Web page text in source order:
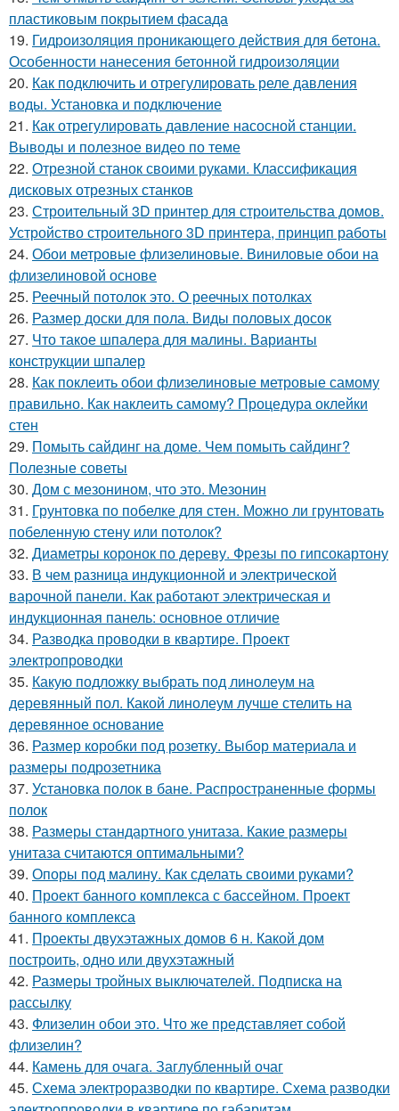
пластиковым покрытием фасада
19. Гидроизоляция проникающего действия для бетона.
Особенности нанесения бетонной гидроизоляции
20. Как подключить и отрегулировать реле давления
воды. Установка и подключение
21. Как отрегулировать давление насосной станции.
Выводы и полезное видео по теме
22. Отрезной станок своими руками. Классификация
дисковых отрезных станков
23. Строительный 3D принтер для строительства домов.
Устройство строительного 3D принтера, принцип работы
24. Обои метровые флизелиновые. Виниловые обои на
флизелиновой основе
25. Реечный потолок это. О реечных потолках
26. Размер доски для пола. Виды половых досок
27. Что такое шпалера для малины. Варианты
конструкции шпалер
28. Как поклеить обои флизелиновые метровые самому
правильно. Как наклеить самому? Процедура оклейки
стен
29. Помыть сайдинг на доме. Чем помыть сайдинг?
Полезные советы
30. Дом с мезонином, что это. Мезонин
31. Грунтовка по побелке для стен. Можно ли грунтовать
побеленную стену или потолок?
32. Диаметры коронок по дереву. Фрезы по гипсокартону
33. В чем разница индукционной и электрической
варочной панели. Как работают электрическая и
индукционная панель: основное отличие
34. Разводка проводки в квартире. Проект
электропроводки
35. Какую подложку выбрать под линолеум на
деревянный пол. Какой линолеум лучше стелить на
деревянное основание
36. Размер коробки под розетку. Выбор материала и
размеры подрозетника
37. Установка полок в бане. Распространенные формы
полок
38. Размеры стандартного унитаза. Какие размеры
унитаза считаются оптимальными?
39. Опоры под малину. Как сделать своими руками?
40. Проект банного комплекса с бассейном. Проект
банного комплекса
41. Проекты двухэтажных домов 6 н. Какой дом
построить, одно или двухэтажный
42. Размеры тройных выключателей. Подписка на
рассылку
43. Флизелин обои это. Что же представляет собой
флизелин?
44. Камень для очага. Заглубленный очаг
45. Схема электроразводки по квартире. Схема разводки